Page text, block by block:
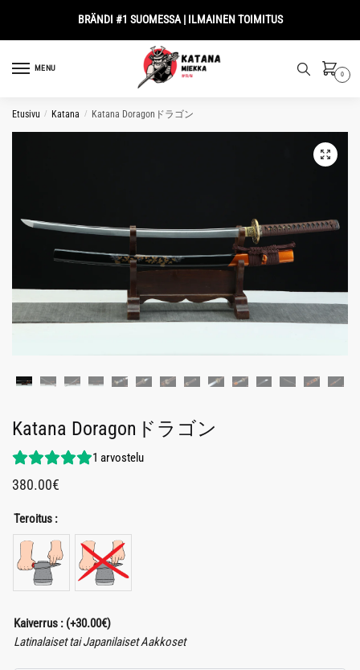
BRÄNDI #1 SUOMESSA | ILMAINEN TOIMITUS
MENU
0
Etusivu / Katana / Katana Doragonドラゴン
Katana Doragonドラゴン
1 arvostelu
380.00€
Teroitus :
Kaiverrus : (+30.00€)
Latinalaiset tai Japanilaiset Aakkoset